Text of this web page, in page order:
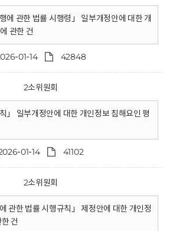
에 관한 법률 시행령」 일부개정안에 대한 개
관한 건
01-14 42848
2소위원회
」 일부개정안에 대한 개인정보 침해요인 평
01-14 41102
2소위원회
관한 법률 시행규칙」 제정안에 대한 개인정
건